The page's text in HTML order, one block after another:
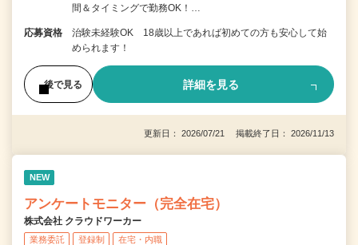
間＆タイミングで勤務OK！…
応募資格
治験未経験OK 18歳以上であれば初めての方も安心して始
められます！
後で見る 詳細を見る
更新日： 2026/07/21 掲載終了日： 2026/11/13
NEW
アンケートモニター（完全在宅）
株式会社 クラウドワーカー
業務委託 登録制 在宅・内職